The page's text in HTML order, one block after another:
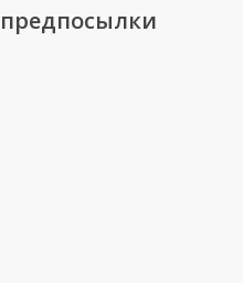
предпосылки
предпосылки